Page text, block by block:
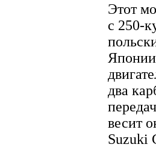
Этот
с 250-
два
весит
Suzuki